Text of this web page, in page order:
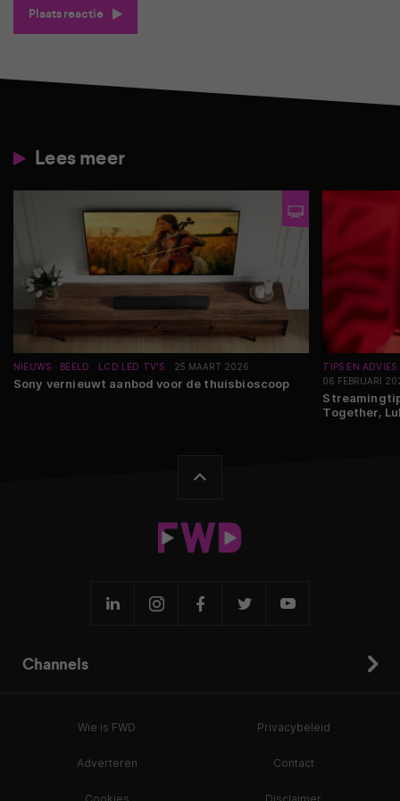
Plaats reactie
Lees meer
NIEUWS BEELD LCD LED TV'S 25 MAART 2026
Sony vernieuwt aanbod voor de thuisbioscoop
TIPS EN ADVIES
06 FEBRUARI
Together,
Channels
Wie is FWD Privacybeleid
Adverteren Contact